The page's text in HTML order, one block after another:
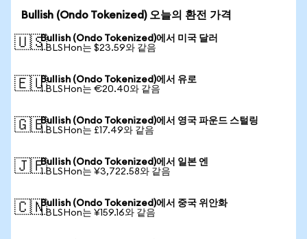
Bullish (Ondo Tokenized) 오늘의 환전 가격
🇺🇸Bullish (Ondo Tokenized)에서 미국 달러
1 BLSHon는 $23.59와 같음
🇪🇺Bullish (Ondo Tokenized)에서 유로
1 BLSHon는 €20.40와 같음
🇬🇧Bullish (Ondo Tokenized)에서 영국 파운드 스털링
1 BLSHon는 £17.49와 같음
🇯🇵Bullish (Ondo Tokenized)에서 일본 엔
1 BLSHon는 ¥3,722.58와 같음
🇨🇳Bullish (Ondo Tokenized)에서 중국 위안화
1 BLSHon는 ¥159.16와 같음